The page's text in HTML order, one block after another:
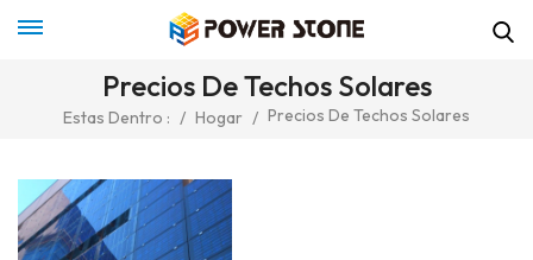
Precios De Techos Solares
Estas Dentro : / Hogar / Precios De Techos Solares